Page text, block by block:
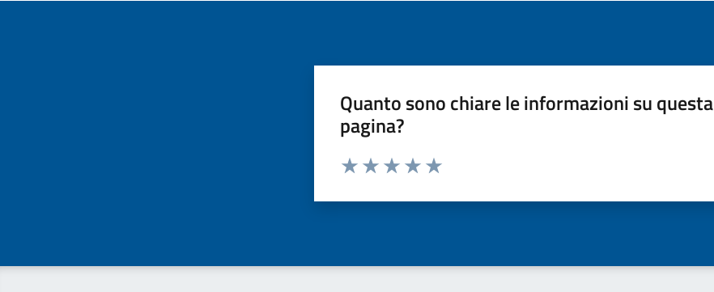
Quanto sono chiare le informazioni su questa
pagina?
Valuta da 1 a 5 stelle la pagina